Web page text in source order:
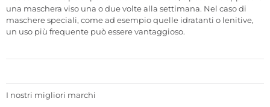
una maschera viso una o due volte alla settimana. Nel caso di
maschere speciali, come ad esempio quelle idratanti o lenitive,
un uso più frequente può essere vantaggioso.
I nostri migliori marchi